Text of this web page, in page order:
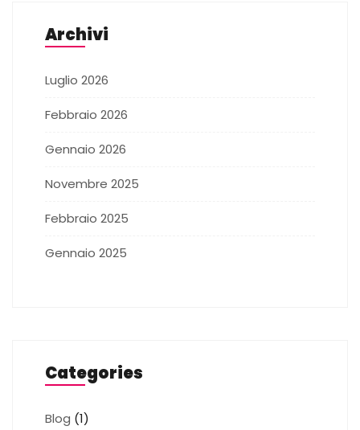
Archivi
Luglio 2026
Febbraio 2026
Gennaio 2026
Novembre 2025
Febbraio 2025
Gennaio 2025
Categories
Blog (1)